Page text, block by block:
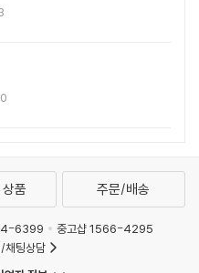
쿠 공원은 많은 관광객들이 영화
손꼽힌다.
제 장편영화부문 최우수상
품 주문/배송
6399
중고샵 1566-4295
팅상담